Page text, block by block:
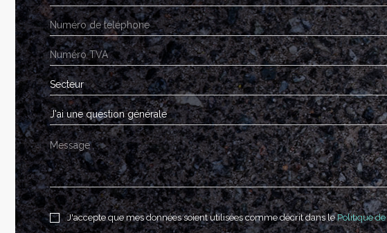
Secteur
J'ai une question générale
J'accepte que mes données soient utilisées comme décrit dans lePolitique